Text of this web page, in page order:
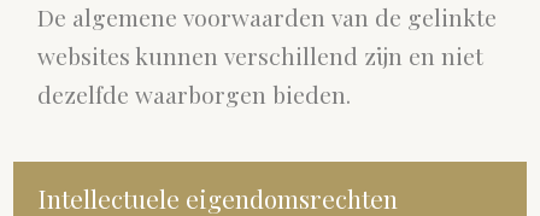
De algemene voorwaarden van de gelinkte
websites kunnen verschillend zijn en niet
dezelfde waarborgen bieden.
Intellectuele eigendomsrechten